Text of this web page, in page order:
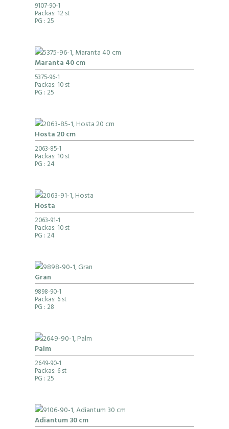
9107-90-1
Packas: 12 st
PG : 25
Maranta 40 cm
5375-96-1
Packas: 10 st
PG : 25
Hosta 20 cm
2063-85-1
Packas: 10 st
PG : 24
Hosta
2063-91-1
Packas: 10 st
PG : 24
Gran
9898-90-1
Packas: 6 st
PG : 28
Palm
2649-90-1
Packas: 6 st
PG : 25
Adiantum 30 cm